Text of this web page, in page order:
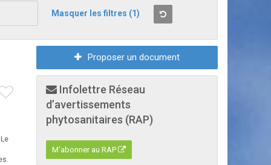
Masquer les filtres (1)
Proposer un document
Infolettre Réseau
d’avertissements
phytosanitaires (RAP)
M'abonner au RAP